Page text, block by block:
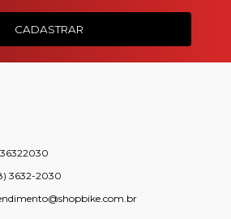
CADASTRAR
3632-2030